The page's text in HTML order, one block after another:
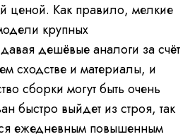
ценой. Как правило, мелкие
крупных
дешёвые аналоги за счёт
сходстве и материалы, и
сборки могут быть очень
быстро выйдет из строя, так
ежедневным повышенным